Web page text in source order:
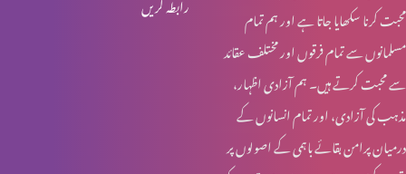
تجسمِ نورِ جہاں
ایمانویل: خدا ہمارے ساتھ
محبت کرنا سکھایا جاتا ہے اور ہم تمام
مسلمانوں سے تمام فرقوں اور مختلف عقائد
سے محبت کرتے ہیں۔ ہم آزادی اظہار،
مذہب کی آزادی، اور تمام انسانوں کے
درمیان پرامن بقائے باہمی کے اصولوں پر